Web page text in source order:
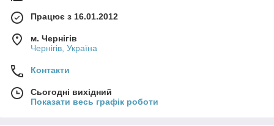
Працює з 16.01.2012
м. Чернігів
Чернігів, Україна
Контакти
Сьогодні вихідний
Показати весь графік роботи